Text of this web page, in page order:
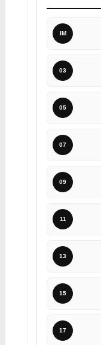
IM
03
05
07
09
11
13
15
17